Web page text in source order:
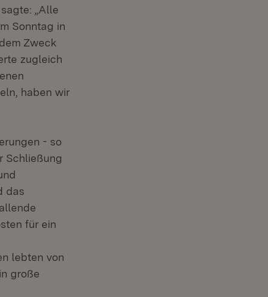
„Alle
Sonntag in
Zweck
zugleich
haben wir
- so
Schließung
das
für ein
lebten von
große